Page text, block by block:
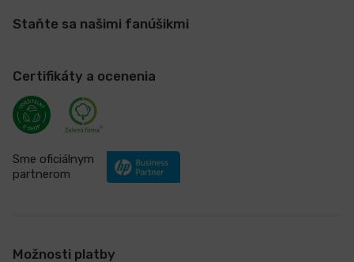
Staňte sa našimi fanúšikmi
Certifikáty a ocenenia
Sme oficiálnym
partnerom
Možnosti platby